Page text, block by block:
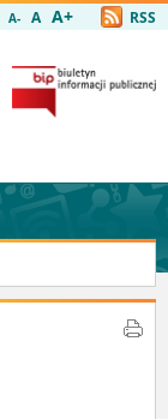
A- A A+ RSS